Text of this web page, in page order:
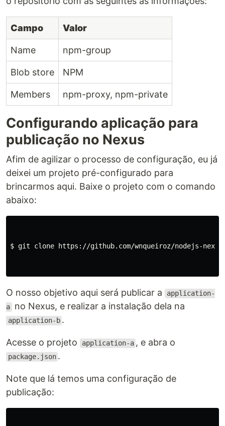
Campo Valor
Name npm-group
Blob store NPM
Members npm-proxy, npm-private
Configurando aplicação para
publicação no Nexus
Afim de agilizar o processo de configuração, eu já
deixei um projeto pré-configurado para
brincarmos aqui. Baixe o projeto com o comando
abaixo:
$ git clone https://github.com/wnqueiroz/nodejs-
O nosso objetivo aqui será publicar a
application-
a no Nexus, e realizar a instalação dela na
application-b .
Acesse o projeto application-a , e abra o
package.json .
Note que lá temos uma configuração de
publicação: